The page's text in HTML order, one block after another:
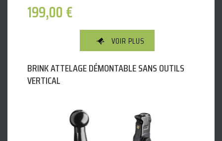
199,00€
VOIR PLUS
BRINK ATTELAGE DÉMONTABLE SANS OUTILS
VERTICAL